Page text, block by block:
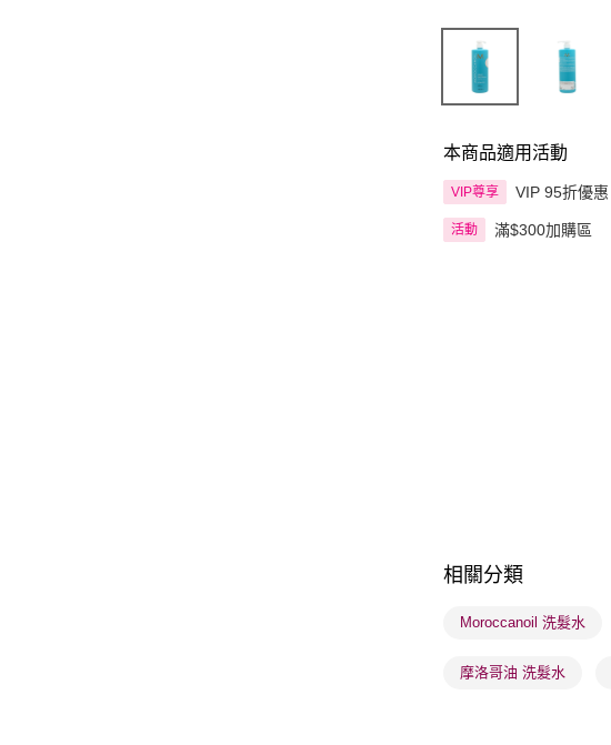
本商品適用活動
VIP尊享 VIP 95折優惠
活動 滿$300加購區
相關分類
Moroccanoil 洗髮水
摩洛哥油 洗髮水